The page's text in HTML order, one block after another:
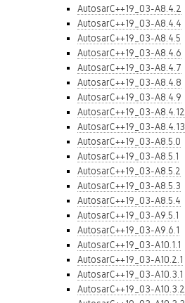
AutosarC++19_03-A8.4.2
AutosarC++19_03-A8.4.4
AutosarC++19_03-A8.4.5
AutosarC++19_03-A8.4.6
AutosarC++19_03-A8.4.7
AutosarC++19_03-A8.4.8
AutosarC++19_03-A8.4.9
AutosarC++19_03-A8.4.12
AutosarC++19_03-A8.4.13
AutosarC++19_03-A8.5.0
AutosarC++19_03-A8.5.1
AutosarC++19_03-A8.5.2
AutosarC++19_03-A8.5.3
AutosarC++19_03-A8.5.4
AutosarC++19_03-A9.5.1
AutosarC++19_03-A9.6.1
AutosarC++19_03-A10.1.1
AutosarC++19_03-A10.2.1
AutosarC++19_03-A10.3.1
AutosarC++19_03-A10.3.2